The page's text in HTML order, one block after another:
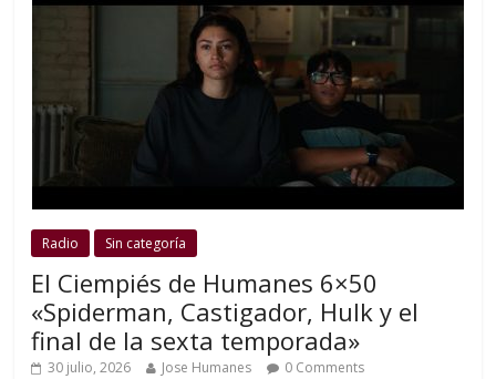
Radio Sin categoría
El Ciempiés de Humanes 6×50
«Spiderman, Castigador, Hulk y el
final de la sexta temporada»
30 julio, 2026 Jose Humanes 0 Comments